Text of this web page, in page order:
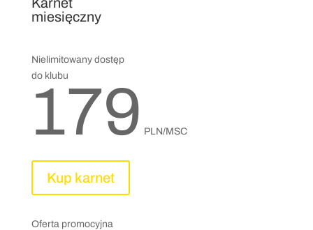
miesięczny
Nielimitowany dostęp
do klubu
179 PLN/MSC
Kup karnet
Oferta promocyjna